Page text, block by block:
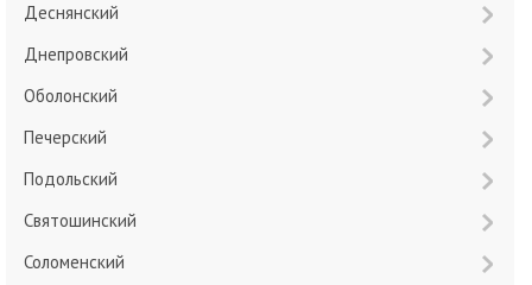
Деснянский
Днепровский
Оболонский
Печерский
Подольский
Святошинский
Соломенский